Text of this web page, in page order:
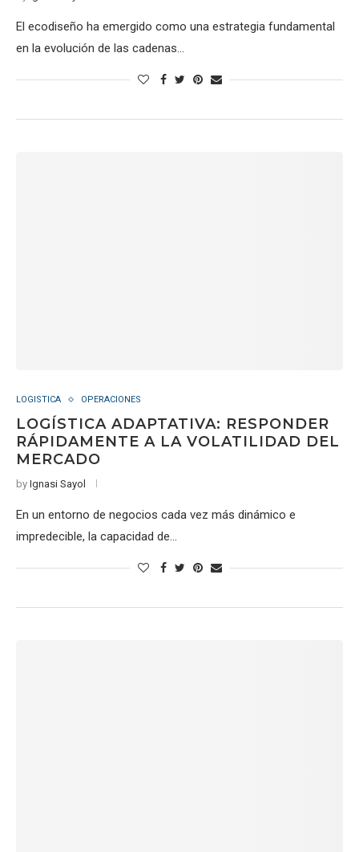
El ecodiseño ha emergido como una estrategia fundamental
en la evolución de las cadenas…
LOGISTICA OPERACIONES
LOGÍSTICA ADAPTATIVA: RESPONDER
RÁPIDAMENTE A LA VOLATILIDAD DEL
MERCADO
by Ignasi Sayol
En un entorno de negocios cada vez más dinámico e
impredecible, la capacidad de…